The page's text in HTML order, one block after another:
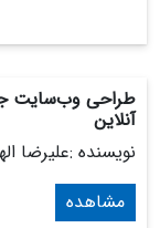
طراحی وب‌سایت
آنلاین
نویسنده :علیرضا
مشاهده